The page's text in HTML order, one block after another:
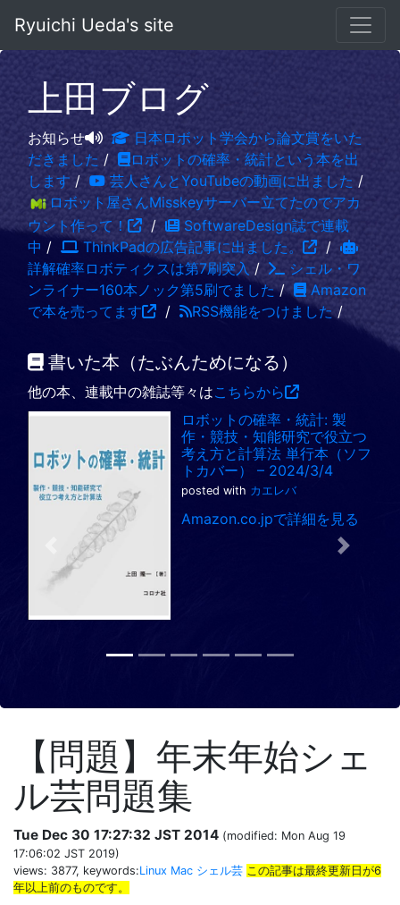
Ryuichi Ueda's site
上田ブログ
お知らせ
日本ロボット学会から論文賞をいた
だきました /
ロボットの確率・統計という本を出
します / 芸人さんとYouTubeの動画に出ました /
ロボット屋さんMisskeyサーバー立てたのでアカ
ウント作って！
/
SoftwareDesign誌で連載
中 / ThinkPadの広告記事に出ました。
/
詳解確率ロボティクスは第7刷突入 /
シェル・ワ
ンライナー160本ノック第5刷でました/
Amazon
で本を売ってます
/ RSS機能をつけました /
書いた本（たぶんためになる）
他の本、連載中の雑誌等々はこちらから
ロボットの確率・統計: 製
作・競技・知能研究で役立つ
考え方と計算法 単行本（ソフ
トカバー） – 2024/3/4
posted with カエレバ
Amazon.co.jpで詳細を見る
Previous Next
【問題】年末年始シェ
ル芸問題集
Tue Dec 30 17:27:32 JST 2014 (modified: Mon Aug 19
17:06:02 JST 2019)
views: 3877, keywords:Linux Mac シェル芸 この記事は最終更新日が6
年以上前のものです。